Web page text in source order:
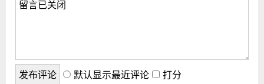
默认显示最近评论 打分